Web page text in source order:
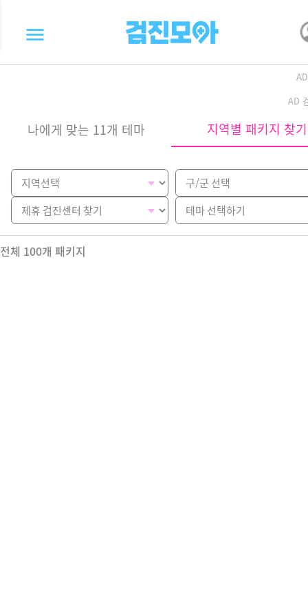
AD
나에게 맞는 11개 테마 지역별 패키지 찾기
전체 100개 패키지